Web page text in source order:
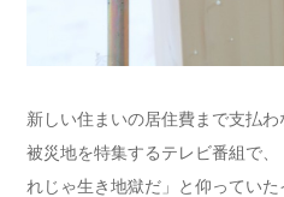
新しい住まいの居住費まで支払わ
被災地を特集するテレビ番組で
れじゃ生き地獄だ」と仰ってい